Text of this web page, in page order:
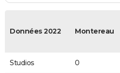
Données 2022 Montereau
Studios 0